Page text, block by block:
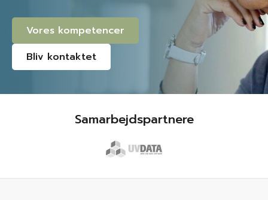
Vores kompetencer
Bliv kontaktet
Samarbejdspartnere